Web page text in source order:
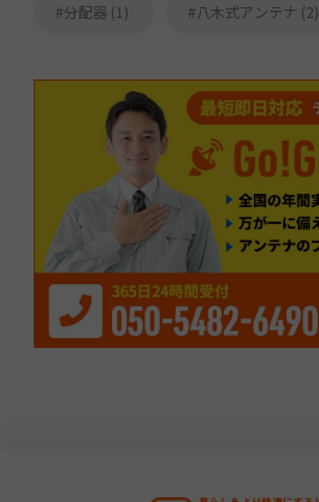
分配器 (1) 八木式アンテナ (2)